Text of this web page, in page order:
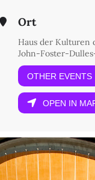
Ort
Haus der Kulturen
John-Foster-
OTHER EVENTS
OPEN IN